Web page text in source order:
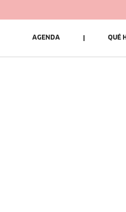
AGENDA QUÉ